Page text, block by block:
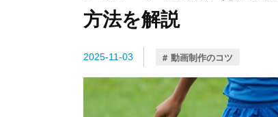
方法を解説
2025-11-03 動画制作のコツ